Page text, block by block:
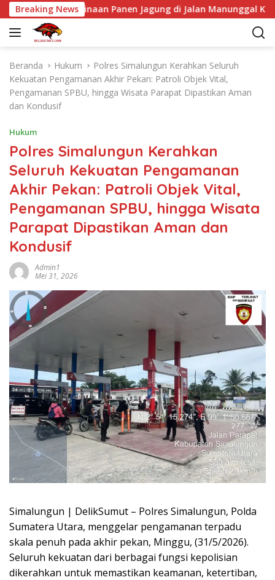
a
Breaking News
Petani Binaan Panen Jagung di Jalan Manunggal Karya
Beranda Hukum
Polres Simalungun Kerahkan Seluruh
Kekuatan Pengamanan Akhir Pekan: Patroli Objek Vital,
Pengamanan SPBU, hingga Wisata Parapat Dipastikan Aman
dan Kondusif
Hukum
Polres Simalungun Kerahkan
Seluruh Kekuatan Pengamanan
Akhir Pekan: Patroli Objek Vital,
Pengamanan SPBU, hingga Wisata
Parapat Dipastikan Aman dan
Kondusif
Admin1
Mei 31, 2026
Simalungun | DelikSumut – Polres Simalungun, Polda
Sumatera Utara, menggelar pengamanan terpadu
skala penuh pada akhir pekan, Minggu, (31/5/2026).
Seluruh kekuatan dari berbagai fungsi kepolisian
dikerahkan untuk memastikan keamanan, ketertiban,